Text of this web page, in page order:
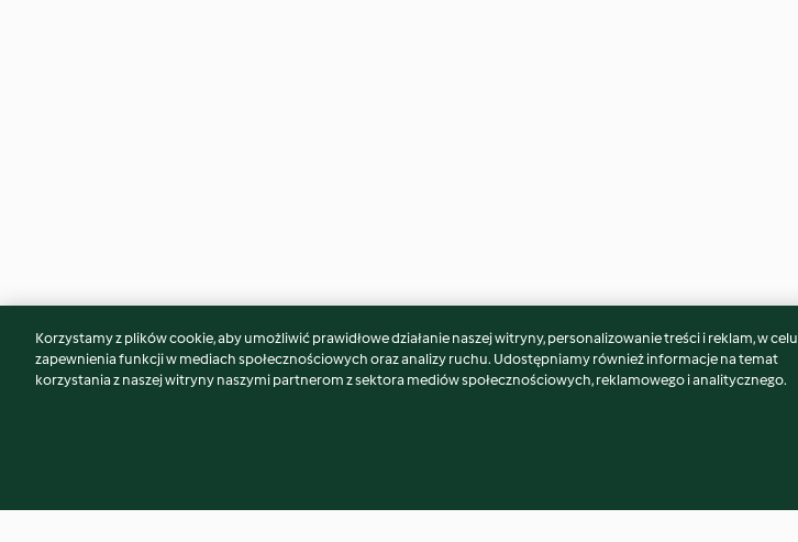
Może spodoba Ci się również...
Korzystamy z plików cookie, aby umożliwić prawidłowe działanie naszej witryny, personalizowanie treści i reklam, w celu
zapewnienia funkcji w mediach społecznościowych oraz analizy ruchu. Udostępniamy również informacje na temat
korzystania z naszej witryny naszymi partnerom z sektora mediów społecznościowych, reklamowego i analitycznego.